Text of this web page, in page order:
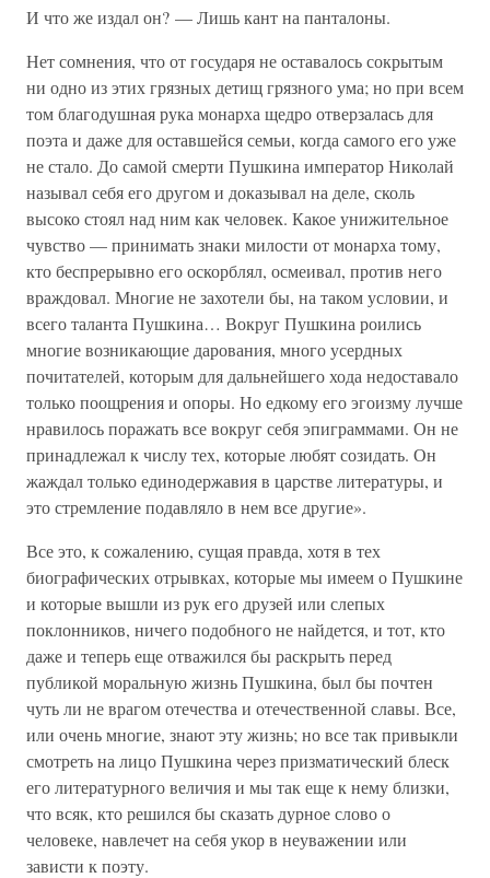
И что же издал он? — Лишь кант на панталоны.
Нет сомнения, что от государя не оставалось сокрытым
ни одно из этих грязных детищ грязного ума; но при всем
том благодушная рука монарха щедро отверзалась для
поэта и даже для оставшейся семьи, когда самого его уже
не стало. До самой смерти Пушкина император Николай
называл себя его другом и доказывал на деле, сколь
высоко стоял над ним как человек. Какое унижительное
чувство — принимать знаки милости от монарха тому,
кто беспрерывно его оскорблял, осмеивал, против него
враждовал. Многие не захотели бы, на таком условии, и
всего таланта Пушкина… Вокруг Пушкина роились
многие возникающие дарования, много усердных
почитателей, которым для дальнейшего хода недоставало
только поощрения и опоры. Но едкому его эгоизму лучше
нравилось поражать все вокруг себя эпиграммами. Он не
принадлежал к числу тех, которые любят созидать. Он
жаждал только единодержавия в царстве литературы, и
это стремление подавляло в нем все другие».
Все это, к сожалению, сущая правда, хотя в тех
биографических отрывках, которые мы имеем о Пушкине
и которые вышли из рук его друзей или слепых
поклонников, ничего подобного не найдется, и тот, кто
даже и теперь еще отважился бы раскрыть перед
публикой моральную жизнь Пушкина, был бы почтен
чуть ли не врагом отечества и отечественной славы. Все,
или очень многие, знают эту жизнь; но все так привыкли
смотреть на лицо Пушкина через призматический блеск
его литературного величия и мы так еще к нему близки,
что всяк, кто решился бы сказать дурное слово о
человеке, навлечет на себя укор в неуважении или
зависти к поэту.